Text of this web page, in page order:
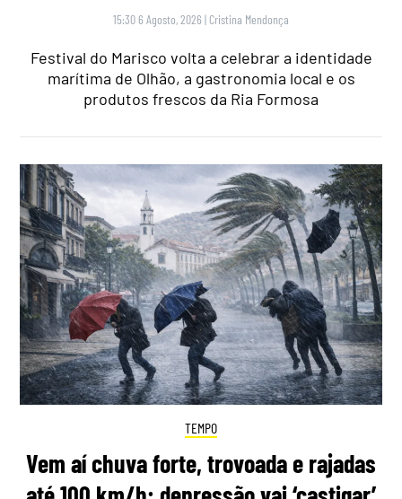
15:30 6 Agosto, 2026 | Cristina Mendonça
Festival do Marisco volta a celebrar a identidade
marítima de Olhão, a gastronomia local e os
produtos frescos da Ria Formosa
TEMPO
Vem aí chuva forte, trovoada e rajadas